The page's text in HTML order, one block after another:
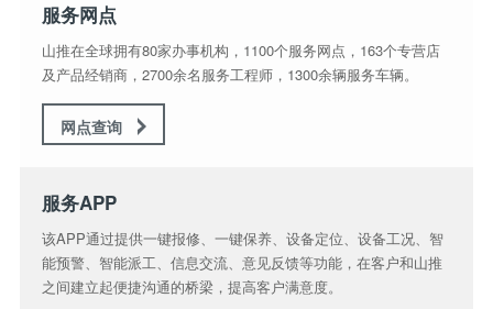
服务网点
山推在全球拥有80家办事机构，1100个服务网点，163个专营店
及产品经销商，2700余名服务工程师，1300余辆服务车辆。
网点查询
服务APP
该APP通过提供一键报修、一键保养、设备定位、设备工况、智
能预警、智能派工、信息交流、意见反馈等功能，在客户和山推
之间建立起便捷沟通的桥梁，提高客户满意度。